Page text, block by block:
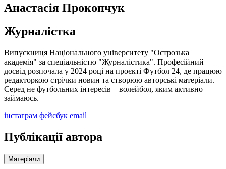
Анастасія Прокопчук
Журналістка
Випускниця Національного університету "Острозька
академія" за спеціальністю "Журналістика". Професійний
досвід розпочала у 2024 році на проєкті Футбол 24, де працюю
редакторкою стрічки новин та створюю авторські матеріали.
Серед не футбольних інтересів – волейбол, яким активно
займаюсь.
інстаграм фейсбук email
Публікації автора
Матеріали